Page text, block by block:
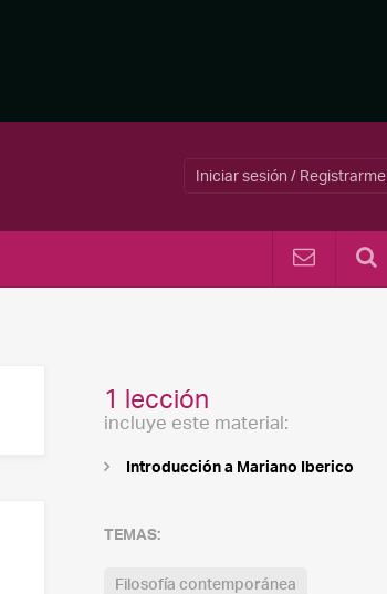
Iniciar sesión / Registrarme
1 lección
incluye este material:
Introducción a Mariano Iberico
TEMAS:
Filosofía contemporánea